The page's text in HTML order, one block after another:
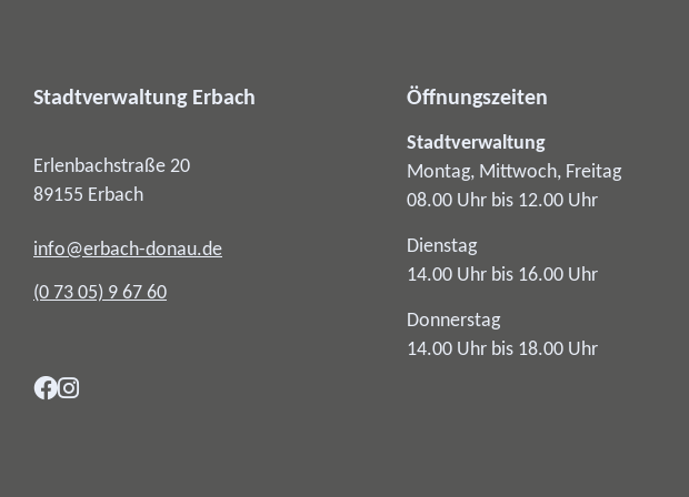
Stadtverwaltung Erbach
Erlenbachstraße 20
89155 Erbach
info@erbach-donau.de
(0 73 05) 9 67 60
Öffnungszeiten
Stadtverwaltung
Montag, Mittwoch, Freitag
08.00 Uhr bis 12.00 Uhr
Dienstag
14.00 Uhr bis 16.00 Uhr
Donnerstag
14.00 Uhr bis 18.00 Uhr